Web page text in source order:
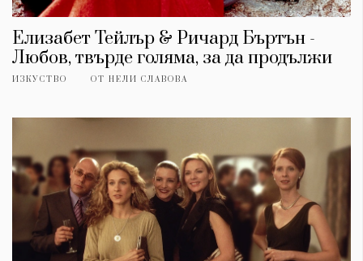
Елизабет Тейлър & Ричард Бъртън -
Любов, твърде голяма, за да продължи
ИЗКУСТВО ОТ НЕЛИ СЛАВОВА